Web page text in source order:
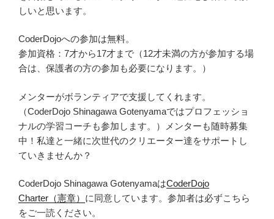
しいと思います。
CoderDojoへの参加は無料。
参加資格：7才から17才まで（12才未満の方が参加する場
合は、保護者の方の参加も必要になります。）
メンターがボランティアで支援してくれます。
（CoderDojo Shinagawa Gotenyamaではプロフェッショ
ナルの学習コーチも参加します。）メンターも随時募集
中！私達と一緒に次世代のクリエーター達をサポートし
ていきませんか？
CoderDojo Shinagawa GotenyamaはCoderDojo
Charter（憲章） に同意しています。参加者は必ずこちら
をご一読ください。